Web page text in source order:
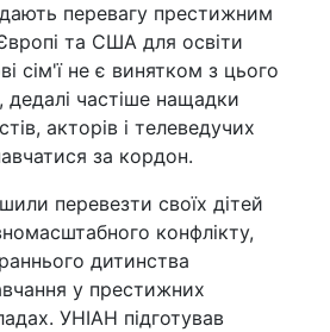
перевагу престижним
та США для освіти
сім'ї не є винятком з цього
дедалі частіше нащадки
акторів і телеведучих
за кордон.
перевезти своїх дітей
конфлікту,
дитинства
у престижних
УНІАН підготував